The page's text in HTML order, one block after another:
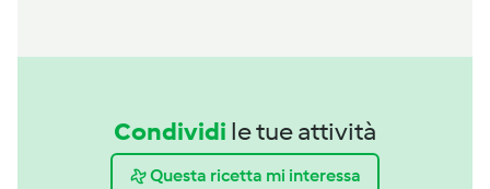
Condividi le tue attività
Questa ricetta mi interessa